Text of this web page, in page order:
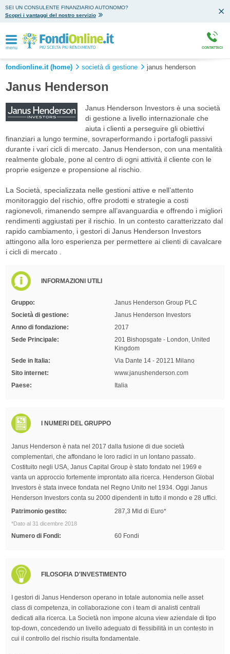
SEI UN CONSULENTE FINANZIARIO AUTONOMO?
Scopri i vantaggi del nostro servizio
menu CONTATTACI
fondionline.it (home) società di gestione janus henderson
Janus Henderson
Janus Henderson Investors è una società
di gestione a livello internazionale che
aiuta i clienti a perseguire gli obiettivi
finanziari a lungo termine, sovraperformando i portafogli passivi
durante i vari cicli di mercato. Janus Henderson, con una mentalità
realmente globale, pone al centro di ogni attività il cliente con le
proprie esigenze e propensione al rischio.
La Società, specializzata nelle gestioni attive e nell’attento
monitoraggio del rischio, offre prodotti e strategie a costi
ragionevoli, rimanendo sempre all’avanguardia e offrendo i migliori
rendimenti aggiustati per il rischio. In un contesto caratterizzato dal
rapido cambiamento, i gestori di Janus Henderson Investors
attingono alla loro esperienza per permettere ai clienti di cavalcare
i cicli di mercato .
INFORMAZIONI UTILI
Gruppo:
Janus Henderson Group PLC
Società di gestione:
Janus Henderson Investors
Anno di fondazione:
2017
Sede Principale:
201 Bishopsgate - London, United
Kingdom
Sede in Italia:
Via Dante 14 - 20121 Milano
Sito internet:
www.janushenderson.com
Paese:
Italia
I NUMERI DEL GRUPPO
Janus Henderson è nata nel 2017 dalla fusione di due società
complementari, che affondano le loro radici in un lontano passato.
Costituito negli USA, Janus Capital Group è stato fondato nel 1969 e
vanta un approccio fortemente improntato alla ricerca. Henderson Global
Investors è stata invece fondata nel Regno Unito nel 1934. Oggi Janus
Henderson Investors conta su 2000 dipendenti in tutto il mondo e 28 uffici.
Patrimonio gestito:
287,3 Mld di Euro*
*Dato al 31 dicembre 2018
Numero di Fondi: 60 Fondi
FILOSOFIA D'INVESTIMENTO
I gestori di Janus Henderson operano in totale autonomia nelle asset
class di competenza, in collaborazione con i team di analisti centrali
dedicati alla ricerca. La Società non impone alcuna view aziendale di tipo
top-down, concedendo un livello adeguato di flessibilità in un contesto in
cui il controllo del rischio risulta fondamentale.